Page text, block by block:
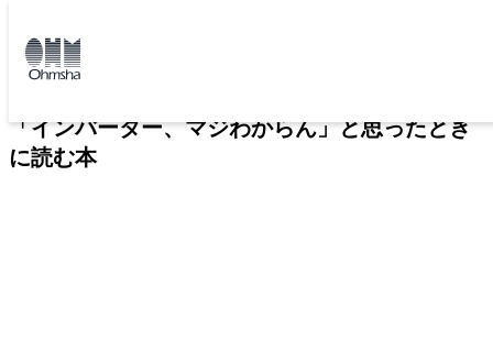
トップ
「インバーター、マジわからん」と思ったとき
に読む本